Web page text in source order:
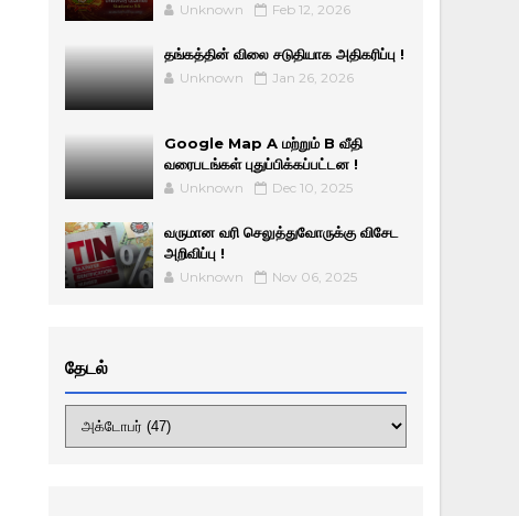
Unknown Feb 12, 2026
தங்கத்தின் விலை சடுதியாக அதிகரிப்பு !
Unknown Jan 26, 2026
Google Map A மற்றும் B வீதி
வரைபடங்கள் புதுப்பிக்கப்பட்டன !
Unknown Dec 10, 2025
வருமான வரி செலுத்துவோருக்கு விசேட
அறிவிப்பு !
Unknown Nov 06, 2025
தேடல்